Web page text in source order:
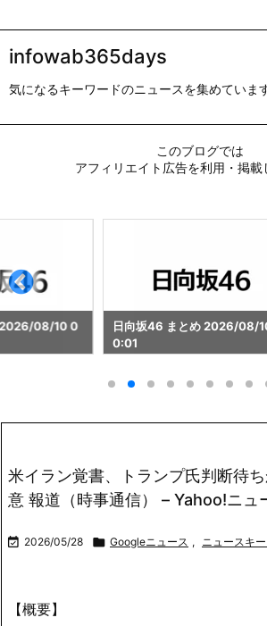
infowab365days
気になるキーワードのニュースを集めています
このブログでは
アフィリエイト広告を利用・掲載
2026/08/10 0
日向坂46 まとめ 2026/08/
0:01
米イラン覚書、トランプ氏判断待
意 報道（時事通信） – Yahoo!ニュ
 2026/05/28  Googleニュース , ニュースキ
【概要】